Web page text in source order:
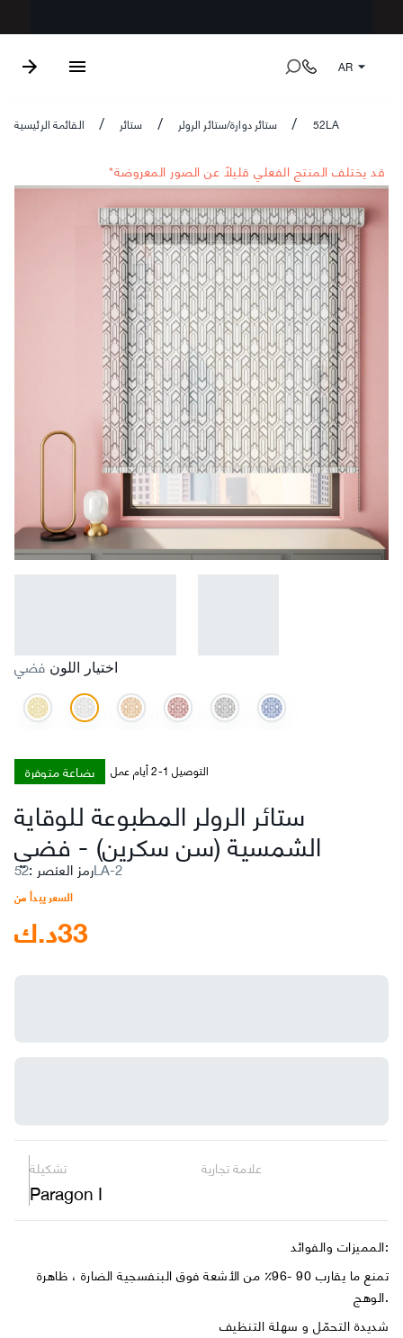
AR
القائمة الرئيسية / ستائر / ستائر دوارة/ستائر الرولر / 52LA
*قد يختلف المنتج الفعلي قليلاً عن الصور المعروضة
اختيار اللون فضي
بضاعة متوفرة التوصيل 1-2 أيام عمل
ستائر الرولر المطبوعة للوقاية
الشمسية (سن سكرين) - فضي
رمز العنصر : 52LA-2
السعر يبدأ من
د.ك33
تشكيلة
Paragon I
علامة تجارية
المميزات والفوائد:
تمنع ما يقارب 90 -96٪ من الأشعة فوق البنفسجية الضارة ، ظاهرة
الوهج.
شديدة التحمّل و سهلة التنظيف